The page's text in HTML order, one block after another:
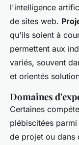
l'intelligence
de sites web.
qu'ils soient à
permettent aux
variés, souvent
et orientés
Domaines
Certaines
plébiscitées
de projet ou dans